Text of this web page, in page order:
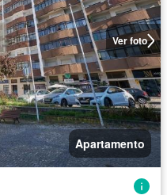
Ver foto
Apartamento